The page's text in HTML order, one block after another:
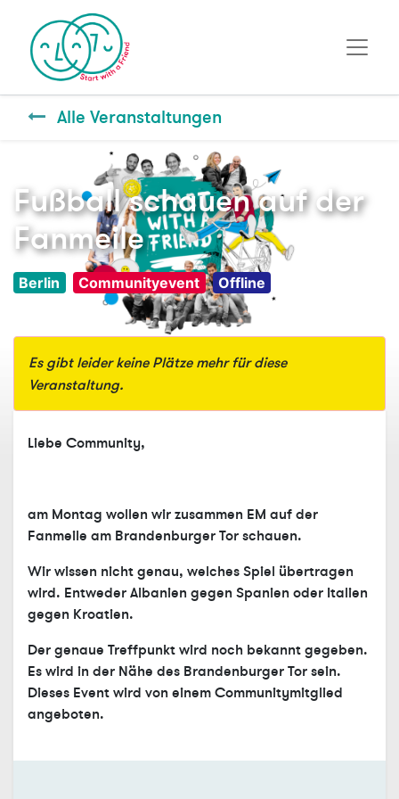
Alle Veranstaltungen
Fußball schauen auf der
Fanmeile
Berlin Communityevent Offline
Es gibt leider keine Plätze mehr für diese
Veranstaltung.
Liebe Community,
am Montag wollen wir zusammen EM auf der
Fanmeile am Brandenburger Tor schauen.
Wir wissen nicht genau, welches Spiel übertragen
wird. Entweder Albanien gegen Spanien oder Italien
gegen Kroatien.
Der genaue Treffpunkt wird noch bekannt gegeben.
Es wird in der Nähe des Brandenburger Tor sein.
Dieses Event wird von einem Communitymitglied
angeboten.